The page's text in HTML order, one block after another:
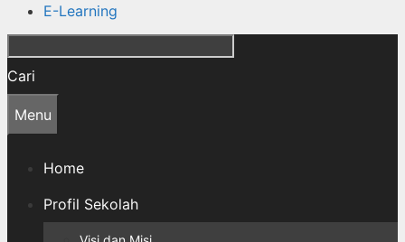
E-Learning
Cari
Menu
Home
Profil Sekolah